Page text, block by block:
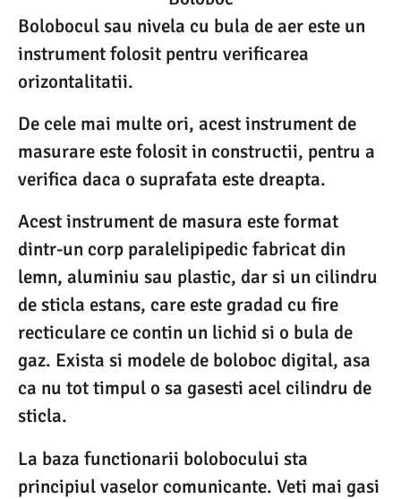
Bolobocul sau nivela cu bula de aer este un
instrument folosit pentru verificarea
orizontalitatii.
De cele mai multe ori, acest instrument de
masurare este folosit in constructii, pentru a
verifica daca o suprafata este dreapta.
Acest instrument de masura este format
dintr-un corp paralelipipedic fabricat din
lemn, aluminiu sau plastic, dar si un cilindru
de sticla estans, care este gradad cu fire
recticulare ce contin un lichid si o bula de
gaz. Exista si modele de boloboc digital, asa
ca nu tot timpul o sa gasesti acel cilindru de
sticla.
La baza functionarii bolobocului sta
principiul vaselor comunicante. Veti mai gasi